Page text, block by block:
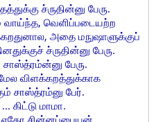
ச்ருதின்னு பேரு.
வாய்ந்த, வெளிப்படையற்ற
அதை மநுஷாளுக்குப்
ச்ருதின்னு பேரு.
பேரு.
விளக்கறத்துக்காக
சாஸ்த்ரம்னு பேர்.
மாமா.
ஏதோ சின்னப்பையன்